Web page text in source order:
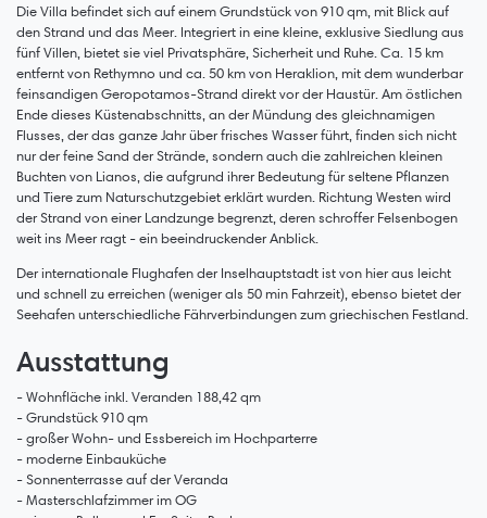
Die Villa befindet sich auf einem Grundstück von 910 qm, mit Blick auf
den Strand und das Meer. Integriert in eine kleine, exklusive Siedlung aus
fünf Villen, bietet sie viel Privatsphäre, Sicherheit und Ruhe. Ca. 15 km
entfernt von Rethymno und ca. 50 km von Heraklion, mit dem wunderbar
feinsandigen Geropotamos-Strand direkt vor der Haustür. Am östlichen
Ende dieses Küstenabschnitts, an der Mündung des gleichnamigen
Flusses, der das ganze Jahr über frisches Wasser führt, finden sich nicht
nur der feine Sand der Strände, sondern auch die zahlreichen kleinen
Buchten von Lianos, die aufgrund ihrer Bedeutung für seltene Pflanzen
und Tiere zum Naturschutzgebiet erklärt wurden. Richtung Westen wird
der Strand von einer Landzunge begrenzt, deren schroffer Felsenbogen
weit ins Meer ragt - ein beeindruckender Anblick.
Der internationale Flughafen der Inselhauptstadt ist von hier aus leicht
und schnell zu erreichen (weniger als 50 min Fahrzeit), ebenso bietet der
Seehafen unterschiedliche Fährverbindungen zum griechischen Festland.
Ausstattung
- Wohnfläche inkl. Veranden 188,42 qm
- Grundstück 910 qm
- großer Wohn- und Essbereich im Hochparterre
- moderne Einbauküche
- Sonnenterrasse auf der Veranda
- Masterschlafzimmer im OG